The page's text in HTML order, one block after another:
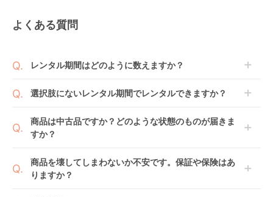
よくある質問
レンタル期間はどのように数えますか？
開始日1日目となります。
日までに配送業者（佐川急便）に商品の引渡しとなり
ます。
選択肢にないレンタル期間でレンタルできますか？
間の利用が可能です。
例えば4ヶ月の場合、3ヶ月レンタル＋1ヶ月延長とし
の上で、早期にご返却ください。
商品は中古品ですか？どのような状態のものが届きま
すか？
のもございます。
新品商品はメーカーから仕入れた状態のものをお送り
商品を壊してしまわないか不安です。保証や保険はあ
りますか？